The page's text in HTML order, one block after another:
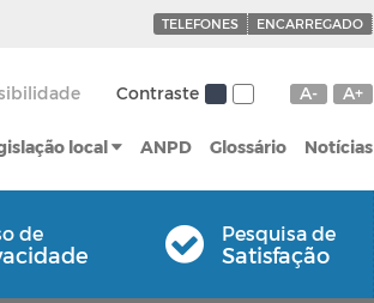
TELEFONES ENCARREGADO
A- A+
Contraste
local ANPD Glossário Notícias
de Pesquisa de
Satisfação